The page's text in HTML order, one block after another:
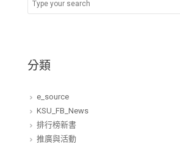
分類
e_source
KSU_FB_News
排行榜新書
推廣與活動